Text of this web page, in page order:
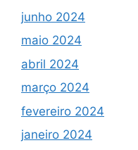
junho 2024
maio 2024
abril 2024
março 2024
fevereiro 2024
janeiro 2024